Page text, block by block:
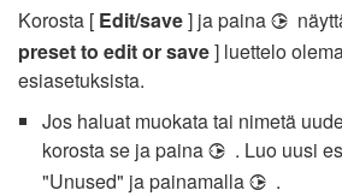
Korosta [ Edit/save] ja paina 2
preset to edit or save] luettelo
esiasetuksista.
Jos haluat muokata tai nimetä
korosta se ja paina 2 . Luo uusi
"Unused" ja painamalla 2 .